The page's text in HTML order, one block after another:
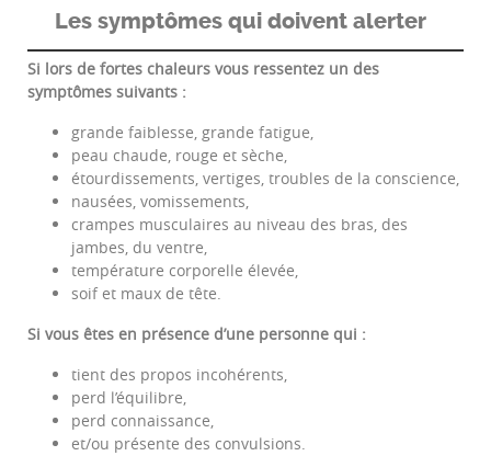
Les symptômes qui doivent alerter
Si lors de fortes chaleurs vous ressentez un des
symptômes suivants :
grande faiblesse, grande fatigue,
peau chaude, rouge et sèche,
étourdissements, vertiges, troubles de la conscience,
nausées, vomissements,
crampes musculaires au niveau des bras, des
jambes, du ventre,
température corporelle élevée,
soif et maux de tête.
Si vous êtes en présence d’une personne qui :
tient des propos incohérents,
perd l’équilibre,
perd connaissance,
et/ou présente des convulsions.